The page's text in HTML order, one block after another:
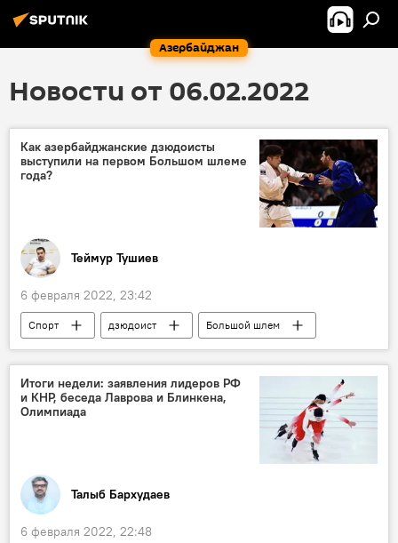
Азербайджан
Новости от 06.02.2022
Как азербайджанские дзюдоисты
выступили на первом Большом шлеме
года?
Теймур Тушиев
6 февраля 2022, 23:42
Спорт дзюдоист
Большой шлем
выступление
Азербайджан
Итоги недели: заявления лидеров РФ
и КНР, беседа Лаврова и Блинкена,
Олимпиада
Талыб Бархудаев
6 февраля 2022, 22:48